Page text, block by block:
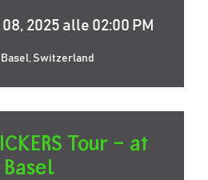
2025 alle 02:00 PM
Basel, Switzerland
Tour – at